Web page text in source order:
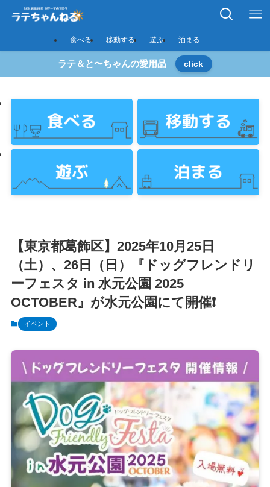
食べる 移動する 遊ぶ 泊まる
ラテ＆と〜ちゃんの愛用品 click
【東京都葛飾区】2025年10月25日
（土）、26日（日）『ドッグフレンドリ
ーフェスタ in 水元公園 2025
OCTOBER』が水元公園にて開催❗️
イベント